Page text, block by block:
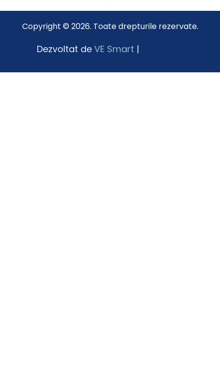
Copyright © 2026. Toate drepturile rezervate.
Dezvoltat de VE Smart |